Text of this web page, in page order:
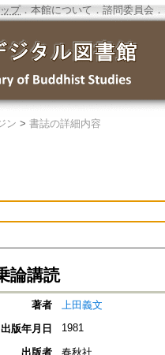
プ．本館について ． 諮問委員会 ．
ン > 書誌の詳細内容
論講読
著者
上田義文
出版年月日
1981
出版者
春秋社